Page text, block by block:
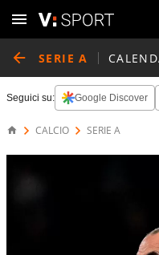
SERIE A
Seguici su: Google Discover
CALCIO SERIE A